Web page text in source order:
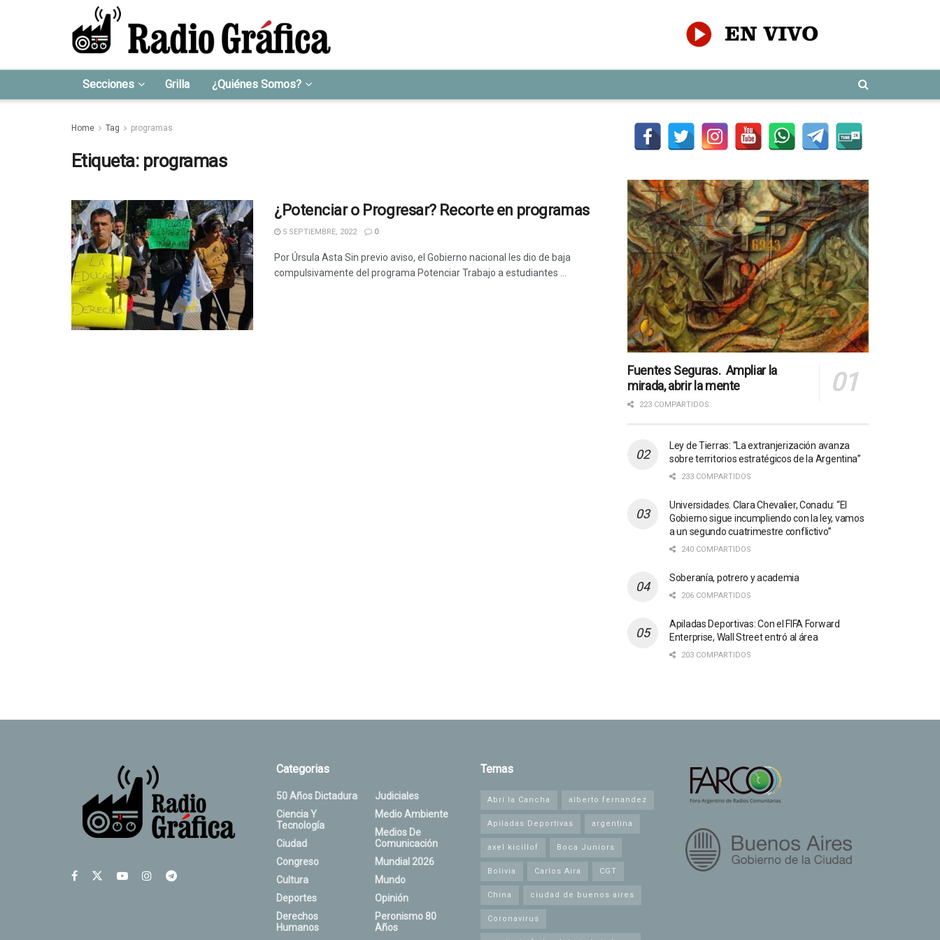
Secciones Grilla ¿Quiénes Somos?
Home Tag programas
Etiqueta: programas
¿Potenciar o Progresar? Recorte en programas
5 SEPTIEMBRE, 2022 0
Por Úrsula Asta Sin previo aviso, el Gobierno nacional les dio de baja
compulsivamente del programa Potenciar Trabajo a estudiantes ...
Fuentes Seguras. Ampliar la
mirada, abrir la mente
223 COMPARTIDOS
Ley de Tierras: “La extranjerización avanza
sobre territorios estratégicos de la Argentina”
233 COMPARTIDOS
Universidades. Clara Chevalier, Conadu: “El
Gobierno sigue incumpliendo con la ley, vamos
a un segundo cuatrimestre conflictivo”
240 COMPARTIDOS
Soberanía, potrero y academia
206 COMPARTIDOS
Apiladas Deportivas: Con el FIFA Forward
Enterprise, Wall Street entró al área
203 COMPARTIDOS
Categorias
50 Años Dictadura
Ciencia Y
Tecnología
Ciudad
Congreso
Cultura
Deportes
Derechos
Humanos
Judiciales
Medio Ambiente
Medios De
Comunicación
Mundial 2026
Mundo
Opinión
Peronismo 80
Años
Temas
Abrí la Cancha alberto fernandez
Apiladas Deportivas argentina
axel kicillof Boca Juniors
Bolivia Carlos Aira CGT
China ciudad de buenos aires
Coronavirus